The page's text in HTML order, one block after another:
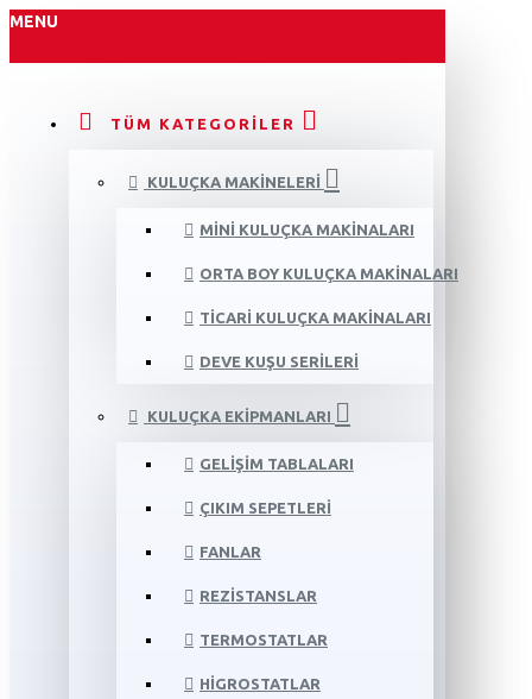
MENU
TÜM KATEGORILER
KULUÇKA MAKINELERI
MINI KULUÇKA MAKINALARI
ORTA BOY KULUÇKA MAKINALARI
TICARI KULUÇKA MAKINALARI
DEVE KUŞU SERILERI
KULUÇKA EKIPMANLARI
GELIŞIM TABLALARI
ÇIKIM SEPETLERI
FANLAR
REZISTANSLAR
TERMOSTATLAR
HIGROSTATLAR